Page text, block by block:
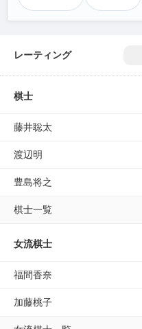
レーティング
棋士
藤井聡太
渡辺明
豊島将之
棋士一覧
女流棋士
福間香奈
加藤桃子